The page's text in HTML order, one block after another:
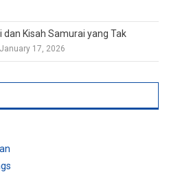
dan Kisah Samurai yang Tak
January 17, 2026